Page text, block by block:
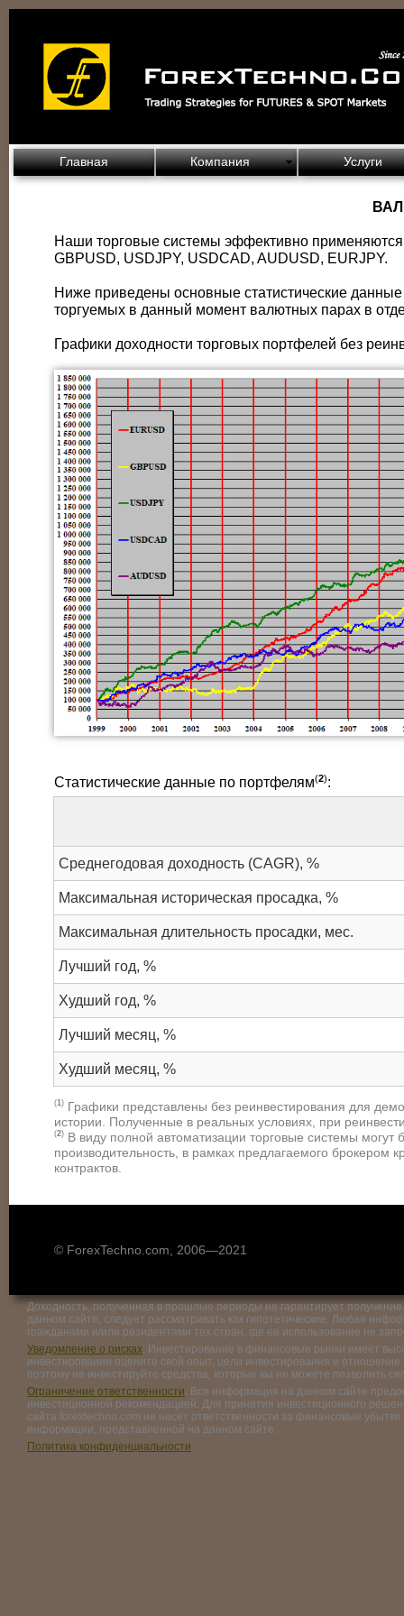
Главная Компания Услуги
Наши торговые системы эффективно
GBPUSD, USDJPY, USDCAD, AUDUSD, EURJPY.
Ниже приведены основные статистические
торгуемых в данный момент валютных парах в
Графики доходности торговых портфелей без
Статистические данные по портфелям(2):
Среднегодовая доходность (CAGR), %
Максимальная историческая просадка, %
Максимальная длительность просадки, мес.
Лучший год, %
Худший год, %
Лучший месяц, %
Худший месяц, %
(1) Графики представлены без реинвестирования для
истории. Полученные в реальных условиях, при
(2) В виду полной автоматизации торговые системы
производительность, в рамках предлагаемого брокером
контрактов.
© ForexTechno.com, 2006—2021
Доходность, полученная в прошлые периоды не гарантирует
данном сайте, следует рассматривать как гипотетические. Любая
гражданами и/или резидентами тех стран, где ее использование не
Уведомление о рисках: Инвестирование в финансовые рынки имеет
инвестировании оцените свой опыт, цели инвестирования и отношение
поэтому не инвестируйте средства, которые вы не можете позволить
Ограничение ответственности: Вся информация на данном сайте
инвестиционной рекомендацией. Для принятия инвестиционного
сайта forextechno.com не несет ответственности за финансовые
информации, представленной на данном сайте.
Политика конфиденциальности